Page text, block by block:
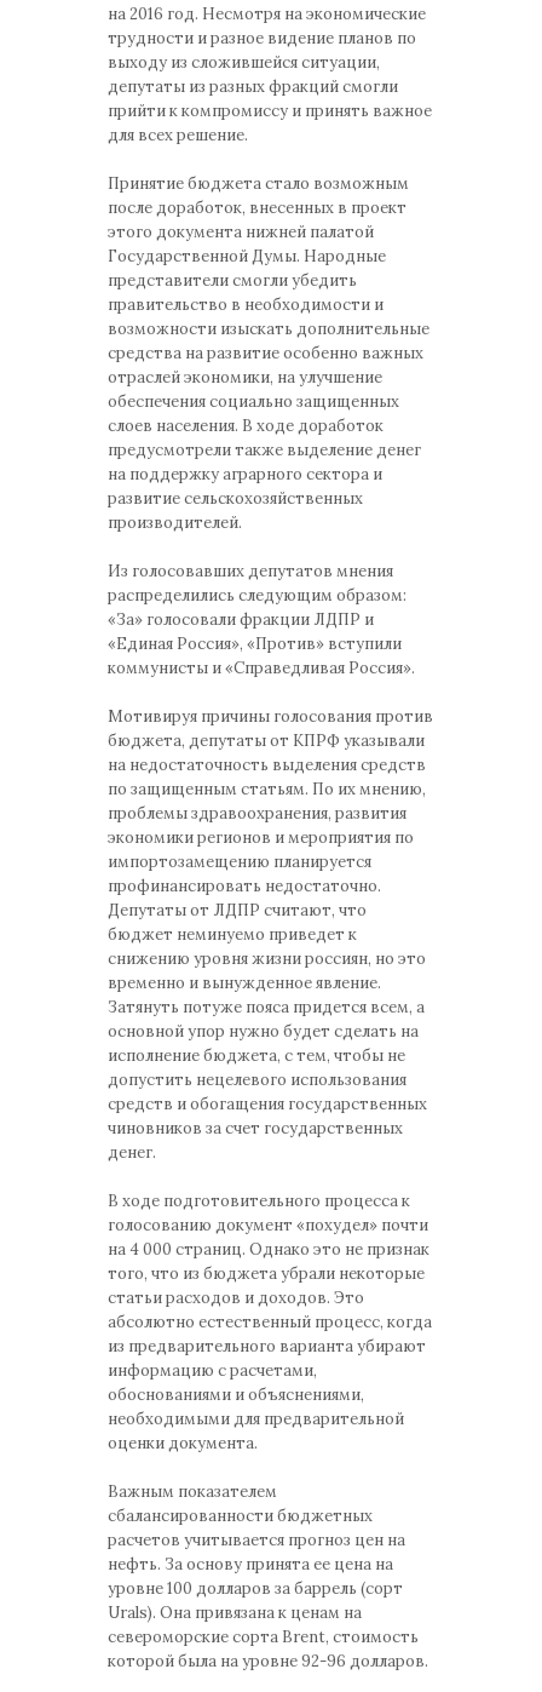
на 2016 год. Несмотря на экономические
трудности и разное видение планов по
выходу из сложившейся ситуации,
депутаты из разных фракций смогли
прийти к компромиссу и принять важное
для всех решение.
Принятие бюджета стало возможным
после доработок, внесенных в проект
этого документа нижней палатой
Государственной Думы. Народные
представители смогли убедить
правительство в необходимости и
возможности изыскать дополнительные
средства на развитие особенно важных
отраслей экономики, на улучшение
обеспечения социально защищенных
слоев населения. В ходе доработок
предусмотрели также выделение денег
на поддержку аграрного сектора и
развитие сельскохозяйственных
производителей.
Из голосовавших депутатов мнения
распределились следующим образом:
«За» голосовали фракции ЛДПР и
«Единая Россия», «Против» вступили
коммунисты и «Справедливая Россия».
Мотивируя причины голосования против
бюджета, депутаты от КПРФ указывали
на недостаточность выделения средств
по защищенным статьям. По их мнению,
проблемы здравоохранения, развития
экономики регионов и мероприятия по
импортозамещению планируется
профинансировать недостаточно.
Депутаты от ЛДПР считают, что
бюджет неминуемо приведет к
снижению уровня жизни россиян, но это
временно и вынужденное явление.
Затянуть потуже пояса придется всем, а
основной упор нужно будет сделать на
исполнение бюджета, с тем, чтобы не
допустить нецелевого использования
средств и обогащения государственных
чиновников за счет государственных
денег.
В ходе подготовительного процесса к
голосованию документ «похудел» почти
на 4 000 страниц. Однако это не признак
того, что из бюджета убрали некоторые
статьи расходов и доходов. Это
абсолютно естественный процесс, когда
из предварительного варианта убирают
информацию с расчетами,
обоснованиями и объяснениями,
необходимыми для предварительной
оценки документа.
Важным показателем
сбалансированности бюджетных
расчетов учитывается прогноз цен на
нефть. За основу принята ее цена на
уровне 100 долларов за баррель (сорт
Urals). Она привязана к ценам на
североморские сорта Brent, стоимость
которой была на уровне 92-96 долларов.